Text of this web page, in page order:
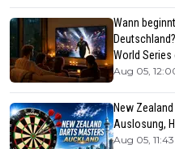
Wann
World Series
Aug 05,
New
Auslosung,
Aug 05, 11:43